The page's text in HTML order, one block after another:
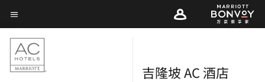
Skip
to
main
content
菜单文本
吉隆坡 AC 酒店